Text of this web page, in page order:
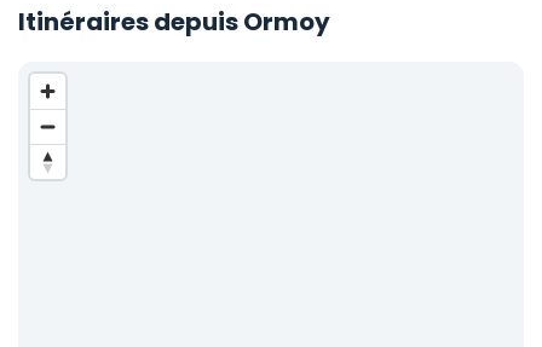
Itinéraires depuis Ormoy